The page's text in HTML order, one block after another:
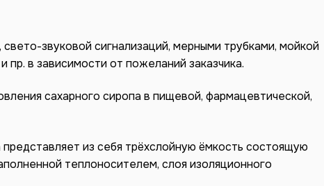
звуковой сигнализаций, мерными трубками, мойкой
пр. в зависимости от пожеланий заказчика.
сахарного сиропа в пищевой, фармацевтической,
из себя трёхслойную ёмкость состоящую
теплоносителем, слоя изоляционного